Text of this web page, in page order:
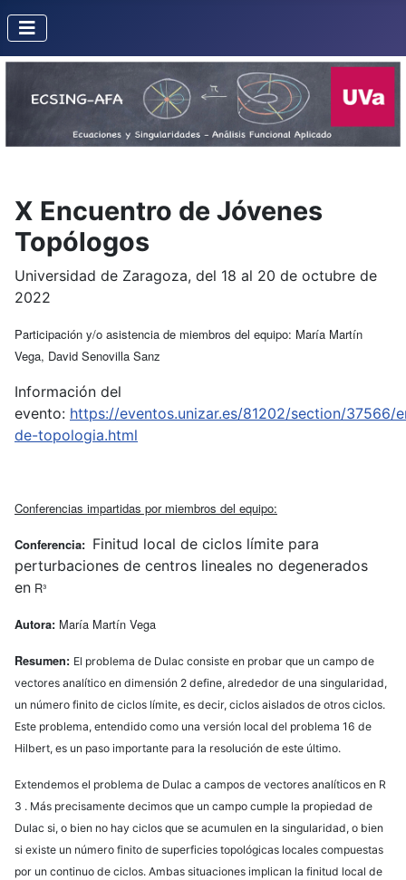
X Encuentro de Jóvenes
Topólogos
Universidad de Zaragoza, del 18 al 20 de octubre de
2022
Participación y/o asistencia de miembros del equipo: María Martín
Vega, David Senovilla Sanz
Información del
evento: https://eventos.unizar.es/81202/section/37566/
de-topologia.html
Conferencias impartidas por miembros del equipo:
Conferencia: Finitud local de ciclos límite para
perturbaciones de centros lineales no degenerados
en R³
Autora: María Martín Vega
Resumen: El problema de Dulac consiste en probar que un campo de
vectores analítico en dimensión 2 define, alrededor de una singularidad,
un número finito de ciclos límite, es decir, ciclos aislados de otros ciclos.
Este problema, entendido como una versión local del problema 16 de
Hilbert, es un paso importante para la resolución de este último.
Extendemos el problema de Dulac a campos de vectores analíticos en R
3 . Más precisamente decimos que un campo cumple la propiedad de
Dulac si, o bien no hay ciclos que se acumulen en la singularidad, o bien
si existe un número finito de superficies topológicas locales compuestas
por un continuo de ciclos. Ambas situaciones implican la finitud local de